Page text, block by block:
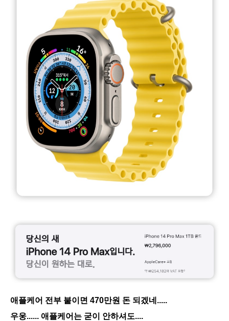
애플케어 전부 붙이면 470만원 돈 되겠네.....
우웅...... 애플케어는 굳이 안하셔도....